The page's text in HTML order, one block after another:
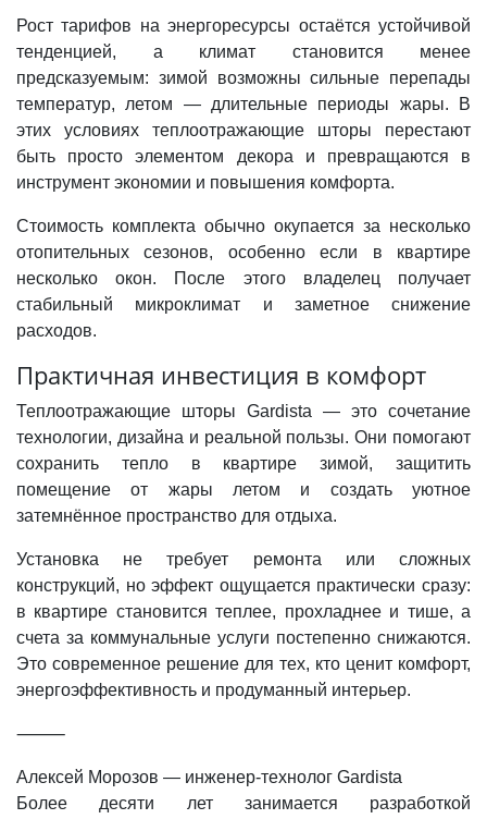
Рост тарифов на энергоресурсы остаётся устойчивой
тенденцией, а климат становится менее
предсказуемым: зимой возможны сильные перепады
температур, летом — длительные периоды жары. В
этих условиях теплоотражающие шторы перестают
быть просто элементом декора и превращаются в
инструмент экономии и повышения комфорта.
Стоимость комплекта обычно окупается за несколько
отопительных сезонов, особенно если в квартире
несколько окон. После этого владелец получает
стабильный микроклимат и заметное снижение
расходов.
Практичная инвестиция в комфорт
Теплоотражающие шторы Gardista — это сочетание
технологии, дизайна и реальной пользы. Они помогают
сохранить тепло в квартире зимой, защитить
помещение от жары летом и создать уютное
затемнённое пространство для отдыха.
Установка не требует ремонта или сложных
конструкций, но эффект ощущается практически сразу:
в квартире становится теплее, прохладнее и тише, а
счета за коммунальные услуги постепенно снижаются.
Это современное решение для тех, кто ценит комфорт,
энергоэффективность и продуманный интерьер.
⸻
Алексей Морозов — инженер-технолог Gardista
Более десяти лет занимается разработкой